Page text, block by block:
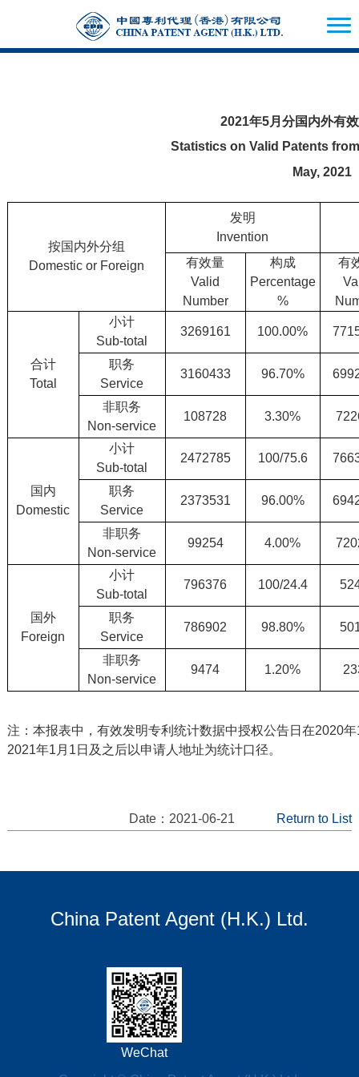
2021年5月分国内外有
Statistics on Valid Patents
May, 2021
按国内外分组
Domestic or Foreign
发明
Invention
有效量
Valid
Number
构成
Percentage
%
有
合计
Total
小计
Sub-total
3269161 100.00%
职务
Service
3160433 96.70%
非职务
Non-service
108728 3.30%
国内
Domestic
小计
Sub-total
2472785 100/75.6
职务
Service
2373531 96.00%
非职务
Non-service
99254 4.00%
国外
Foreign
小计
Sub-total
796376 100/24.4
职务
Service
786902 98.80%
非职务
Non-service
9474 1.20%
注：本报表中，有效发明专利统计数据中授权公告日在2020
2021年1月1日及之后以申请人地址为统计口径。
Date：2021-06-21 Return to List
China Patent Agent (H.K.) Ltd.
WeChat